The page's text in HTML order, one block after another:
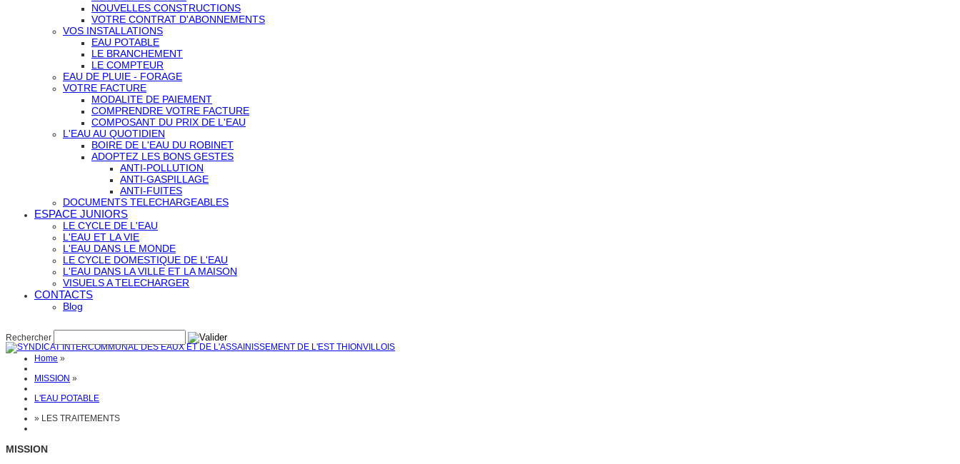
NOUVELLES CONSTRUCTIONS
VOTRE CONTRAT D'ABONNEMENTS
VOS INSTALLATIONS
EAU POTABLE
LE BRANCHEMENT
LE COMPTEUR
EAU DE PLUIE - FORAGE
VOTRE FACTURE
MODALITE DE PAIEMENT
COMPRENDRE VOTRE FACTURE
COMPOSANT DU PRIX DE L'EAU
L'EAU AU QUOTIDIEN
BOIRE DE L'EAU DU ROBINET
ADOPTEZ LES BONS GESTES
ANTI-POLLUTION
ANTI-GASPILLAGE
ANTI-FUITES
DOCUMENTS TELECHARGEABLES
ESPACE JUNIORS
LE CYCLE DE L'EAU
L'EAU ET LA VIE
L'EAU DANS LE MONDE
LE CYCLE DOMESTIQUE DE L'EAU
L'EAU DANS LA VILLE ET LA MAISON
VISUELS A TELECHARGER
CONTACTS
Blog
Rechercher
Home »
MISSION »
L'EAU POTABLE
» LES TRAITEMENTS
MISSION